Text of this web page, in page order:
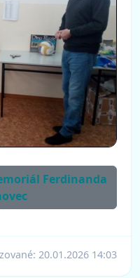
Ferdinanda
20.01.2026 14:03